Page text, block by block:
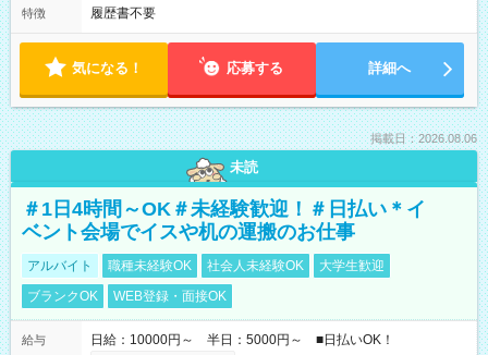
特徴 履歴書不要
気になる！ 応募する 詳細へ
掲載日：2026.08.06
未読
＃1日4時間～OK＃未経験歓迎！＃日払い＊イ
ベント会場でイスや机の運搬のお仕事
アルバイト 職種未経験OK 社会人未経験OK
大学生歓迎
ブランクOK
WEB登録・面接OK
給与
日給：10000円～ 半日：5000円～ ■日払いOK！